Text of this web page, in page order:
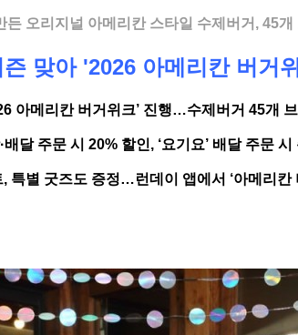
든 오리지널 아메리칸 스타일 수제버거, 45
맞아 '2026 아메리칸 버거
아메리칸 버거위크’ 진행…수제버거 45개
배달 주문 시 20% 할인, ‘요기요’ 배달 주문
특별 굿즈도 증정…런데이 앱에서 ‘아메리칸